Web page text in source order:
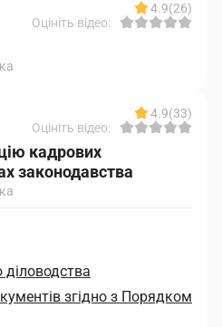
4.9(26)
Оцініть відео:
4.9(33)
Оцініть відео:
кадрових
законодавства
діловодства
згідно з Порядком